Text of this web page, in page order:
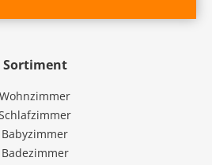
Sortiment
Wohnzimmer
Babyzimmer
Badezimmer